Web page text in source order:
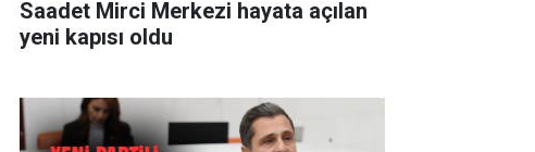
Saadet Mirci Merkezi hayata açılan
yeni kapısı oldu